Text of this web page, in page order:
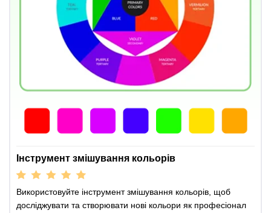
Інструмент змішування кольорів
Використовуйте інструмент змішування кольорів, щоб
досліджувати та створювати нові кольори як професіонал